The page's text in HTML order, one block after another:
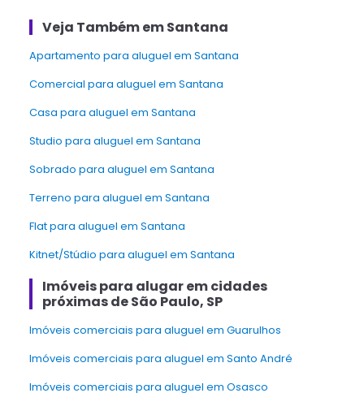
Veja Também em Santana
apartamento para aluguel em Santana
Comercial para aluguel em Santana
Casa para aluguel em Santana
Studio para aluguel em Santana
Sobrado para aluguel em Santana
Terreno para aluguel em Santana
Flat para aluguel em Santana
Kitnet/Stúdio para aluguel em Santana
Imóveis para alugar em cidades
próximas de São Paulo, SP
Imóveis comerciais para aluguel em Guarulhos
Imóveis comerciais para aluguel em Santo André
Imóveis comerciais para aluguel em Osasco